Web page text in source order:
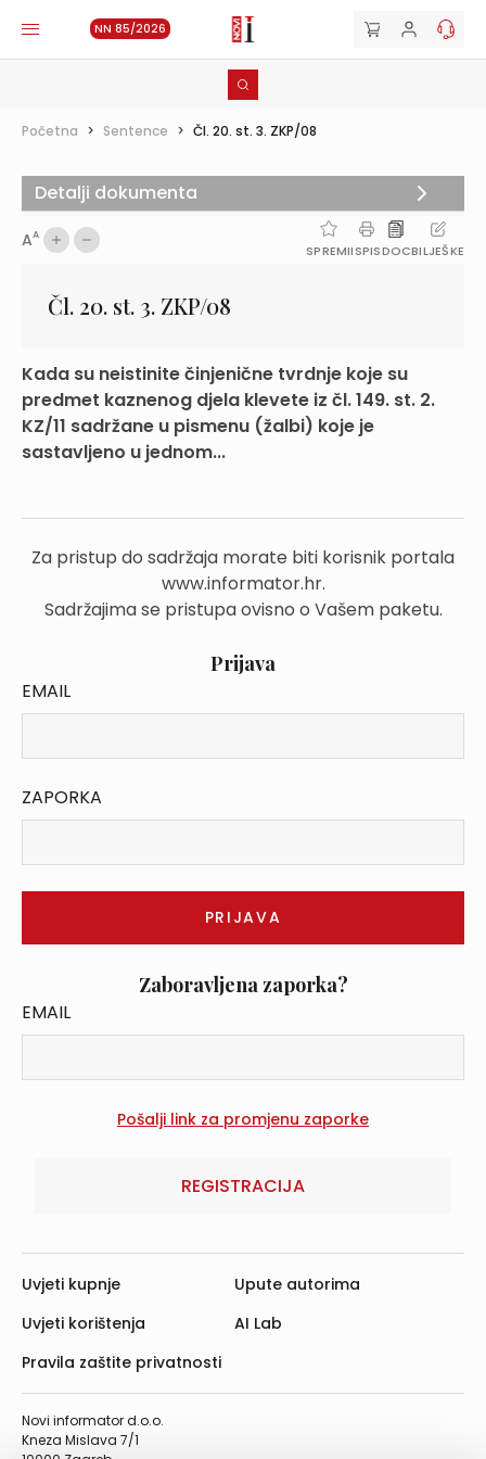
NN 85/2026
Početna > Sentence > Čl. 20. st. 3. ZKP/08
AA
SPREMIISPISDOCBILJEŠKE
Čl. 20. st. 3. ZKP/08
Kada su neistinite činjenične tvrdnje koje su
predmet kaznenog djela klevete iz čl. 149. st. 2.
KZ/11 sadržane u pismenu (žalbi) koje je
sastavljeno u jednom...
Za pristup do sadržaja morate biti korisnik portala
www.informator.hr.
Sadržajima se pristupa ovisno o Vašem paketu.
Prijava
EMAIL
ZAPORKA
Zaboravljena zaporka?
EMAIL
REGISTRACIJA
Detalji dokumenta
Novi informator d.o.o.
Kneza Mislava 7/1
Uvjeti kupnje
Uvjeti korištenja
Pravila zaštite privatnosti
Upute autorima
AI Lab